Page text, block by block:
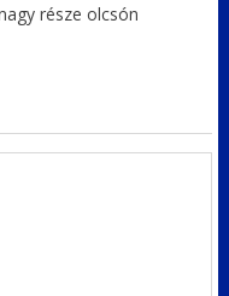
része olcsón